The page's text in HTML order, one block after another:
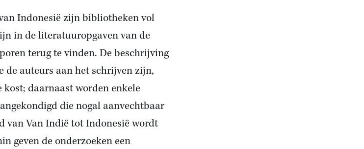
Indonesië zijn bibliotheken vol
in de literatuuropgaven van de
terug te vinden. De beschrijving
de auteurs aan het schrijven zijn,
daarnaast worden enkele
die nogal aanvechtbaar
van Van Indië tot Indonesië wordt
geven de onderzoeken een